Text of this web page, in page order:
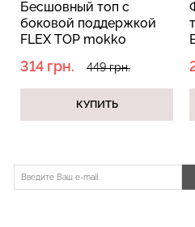
топ с
поддержкой
TOP mokko
грн. 449 грн.
КУПИТЬ
топ
225